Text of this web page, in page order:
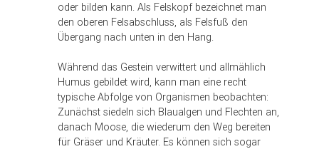
oder bilden kann. Als Felskopf bezeichnet man
den oberen Felsabschluss, als Felsfuß den
Übergang nach unten in den Hang.
Während das Gestein verwittert und allmählich
Humus gebildet wird, kann man eine recht
typische Abfolge von Organismen beobachten:
Zunächst siedeln sich Blaualgen und Flechten an,
danach Moose, die wiederum den Weg bereiten
für Gräser und Kräuter. Es können sich sogar